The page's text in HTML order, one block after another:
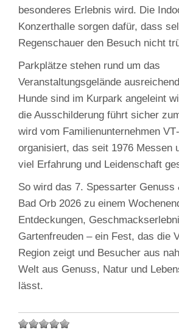
besonderes Erlebnis wird. Die
Konzerthalle sorgen dafür, dass
Regenschauer den Besuch nicht
Parkplätze stehen rund um das
Veranstaltungsgelände
Hunde sind im Kurpark angeleint
die Ausschilderung führt sicher
wird vom Familienunternehmen
organisiert, das seit 1976 Messen
viel Erfahrung und Leidenschaft
So wird das 7. Spessarter Genuss
Bad Orb 2026 zu einem
Entdeckungen,
Gartenfreuden – ein Fest, das die
Region zeigt und Besucher aus
Welt aus Genuss, Natur und
lässt.